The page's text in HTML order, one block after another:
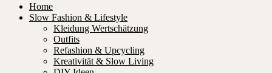
Home
Slow Fashion & Lifestyle
Kleidung Wertschätzung
Outfits
Refashion & Upcycling
Kreativität & Slow Living